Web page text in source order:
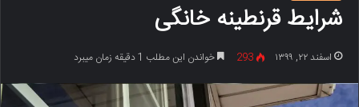
شرایط قرنطینه خانگی
اسفند ۲۲, ۱۳۹۹ 293 خواندن این مطلب 1 دقیقه زمان میبرد